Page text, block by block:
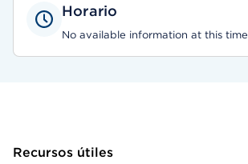
Horario
No available information at this time
Recursos útiles